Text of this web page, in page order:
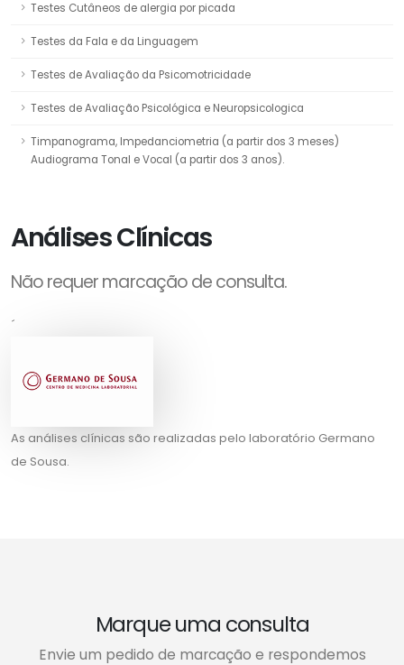
Testes Cutâneos de alergia por picada
Testes da Fala e da Linguagem
Testes de Avaliação da Psicomotricidade
Testes de Avaliação Psicológica e Neuropsicologica
Timpanograma, Impedanciometria (a partir dos 3 meses)
Audiograma Tonal e Vocal (a partir dos 3 anos).
Análises Clínicas
Não requer marcação de consulta.
´
As análises clínicas são realizadas pelo laboratório Germano
de Sousa.
Marque uma consulta
Envie um pedido de marcação e respondemos